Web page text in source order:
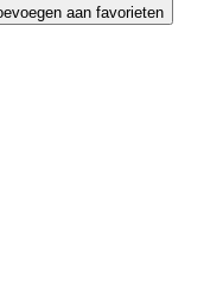
aan favorieten